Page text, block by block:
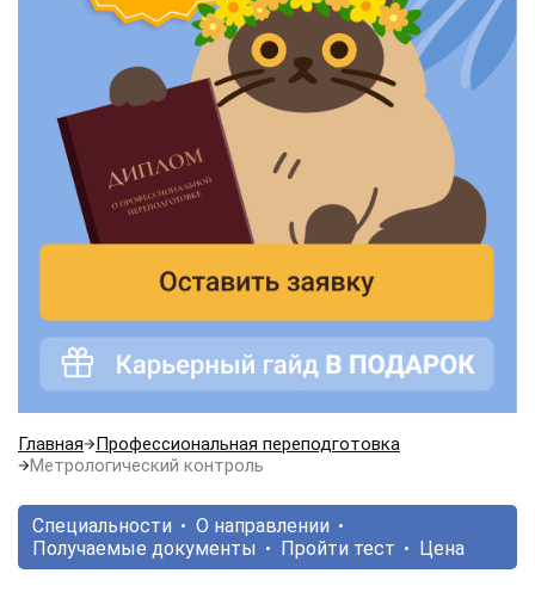
Главная
Профессиональная переподготовка
Метрологический контроль
Специальности
О направлении
Получаемые документы
Пройти тест Цена